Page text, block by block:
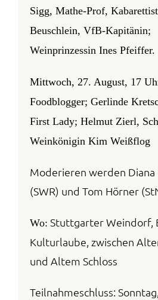
Sigg, Mathe-Prof,
Beuschlein, VfB-Kapitänin;
Weinprinzessin Ines Pfeiffer.
Mittwoch, 27. August, 17
Foodblogger; Gerlinde
First Lady; Helmut Zierl,
Weinkönigin Kim Weißflog
Moderieren werden Diana
(SWR) und Tom Hörner
Wo: Stuttgarter Weindorf,
Kulturlaube, zwischen
und Altem Schloss
Teilnahmeschluss: Sonntag,